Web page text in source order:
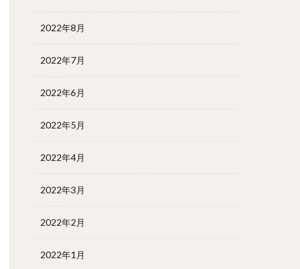
2022年8月
2022年7月
2022年6月
2022年5月
2022年4月
2022年3月
2022年2月
2022年1月